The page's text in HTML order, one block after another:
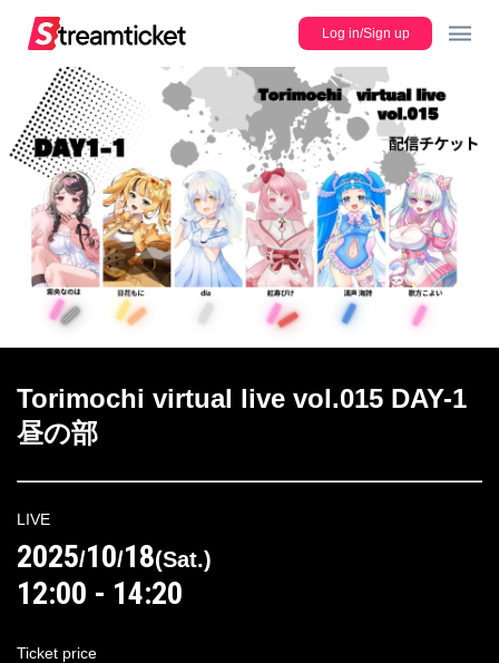
Lineup
Register new ticket
Users Guide
JP
Log in/Sign up
Torimochi virtual live vol.015 DAY-1
昼の部
LIVE
2025/10/18(Sat.)
12:00 - 14:20
Ticket price